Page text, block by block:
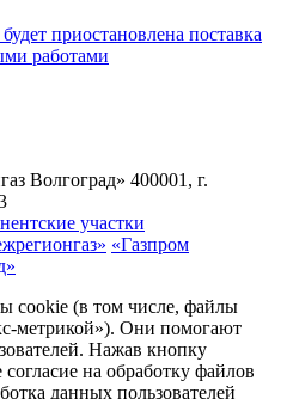
приостановлена поставка
работами
Волгоград» 400001, г.
участки
«Газпром
cookie (в том числе, файлы
метрикой»). Они помогают
Нажав кнопку
на обработку файлов
данных пользователей